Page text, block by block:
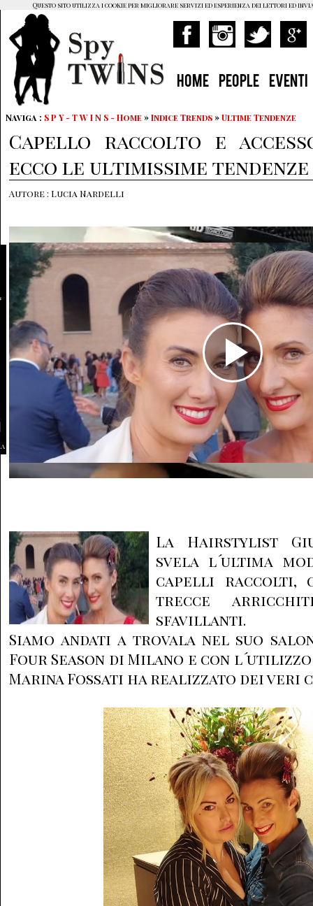
HOME PEOPLE EVENTI
Naviga : S P Y - T W I N S - Home »Indice Trends »Ultime Tendenze
Capello raccolto e
ecco le ultimissime tendenze
Autore : Lucia Nardelli
La Hairstylist
svela l´ultima
capelli raccolti,
trecce
sfavillanti.
Siamo andati a trovala nel suo
Four Season di Milano e con
Marina Fossati ha realizzato dei veri
Questo sito utilizza i cookie per migliorare servizi ed esperienza dei lettori ed